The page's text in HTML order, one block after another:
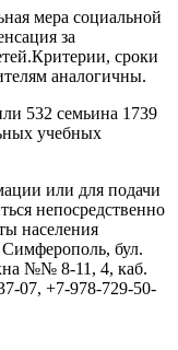
мера социальной
за
сроки
аналогичны.
532 семьина 1739
учебных
или для подачи
непосредственно
населения
бул.
№№ 8-11, 4, каб.
07, +7-978-729-50-